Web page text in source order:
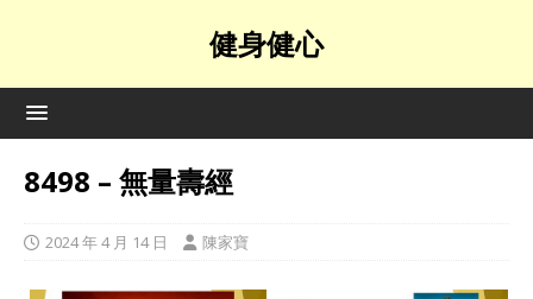
健身健心
8498 – 無量壽經
2024 年 4 月 14 日 陳家寶